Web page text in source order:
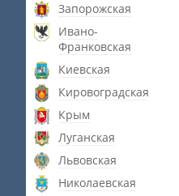
Запорожская
Ивано-
Франковская
Киевская
Кировоградская
Крым
Луганская
Львовская
Николаевская